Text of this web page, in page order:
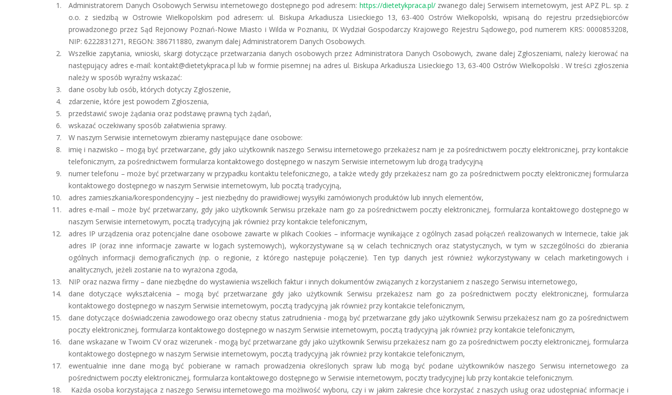
Administratorem Danych Osobowych Serwisu internetowego dostępnego pod adresem: https://dietetykpraca.pl/zwanego dalej Serwisem internetowym, jest APZ PL. sp. z
o.o. z siedzibą w Ostrowie Wielkopolskim pod adresem: ul. Biskupa Arkadiusza Lisieckiego 13, 63-400 Ostrów Wielkopolski, wpisaną do rejestru przedsiębiorców
prowadzonego przez Sąd Rejonowy Poznań-Nowe Miasto i Wilda w Poznaniu, IX Wydział Gospodarczy Krajowego Rejestru Sądowego, pod numerem KRS: 0000853208,
NIP: 6222831271, REGON: 386711880, zwanym dalej Administratorem Danych Osobowych.
Wszelkie zapytania, wnioski, skargi dotyczące przetwarzania danych osobowych przez Administratora Danych Osobowych, zwane dalej Zgłoszeniami, należy kierować na
następujący adres e-mail: kontakt@dietetykpraca.pl lub w formie pisemnej na adres ul. Biskupa Arkadiusza Lisieckiego 13, 63-400 Ostrów Wielkopolski . W treści zgłoszenia
należy w sposób wyraźny wskazać:
dane osoby lub osób, których dotyczy Zgłoszenie,
zdarzenie, które jest powodem Zgłoszenia,
przedstawić swoje żądania oraz podstawę prawną tych żądań,
wskazać oczekiwany sposób załatwienia sprawy.
W naszym Serwisie internetowym zbieramy następujące dane osobowe:
imię i nazwisko – mogą być przetwarzane, gdy jako użytkownik naszego Serwisu internetowego przekażesz nam je za pośrednictwem poczty elektronicznej, przy kontakcie
telefonicznym, za pośrednictwem formularza kontaktowego dostępnego w naszym Serwisie internetowym lub drogą tradycyjną
numer telefonu – może być przetwarzany w przypadku kontaktu telefonicznego, a także wtedy gdy przekażesz nam go za pośrednictwem poczty elektronicznej formularza
kontaktowego dostępnego w naszym Serwisie internetowym, lub pocztą tradycyjną,
adres zamieszkania/korespondencyjny – jest niezbędny do prawidłowej wysyłki zamówionych produktów lub innych elementów,
adres e-mail – może być przetwarzany, gdy jako użytkownik Serwisu przekaże nam go za pośrednictwem poczty elektronicznej, formularza kontaktowego dostępnego w
naszym Serwisie internetowym, pocztą tradycyjną jak również przy kontakcie telefonicznym,
adres IP urządzenia oraz potencjalne dane osobowe zawarte w plikach Cookies – informacje wynikające z ogólnych zasad połączeń realizowanych w Internecie, takie jak
adres IP (oraz inne informacje zawarte w logach systemowych), wykorzystywane są w celach technicznych oraz statystycznych, w tym w szczególności do zbierania
ogólnych informacji demograficznych (np. o regionie, z którego następuje połączenie). Ten typ danych jest również wykorzystywany w celach marketingowych i
analitycznych, jeżeli zostanie na to wyrażona zgoda,
NIP oraz nazwa firmy – dane niezbędne do wystawienia wszelkich faktur i innych dokumentów związanych z korzystaniem z naszego Serwisu internetowego,
dane dotyczące wykształcenia – mogą być przetwarzane gdy jako użytkownik Serwisu przekażesz nam go za pośrednictwem poczty elektronicznej, formularza
kontaktowego dostępnego w naszym Serwisie internetowym, pocztą tradycyjną jak również przy kontakcie telefonicznym,
dane dotyczące doświadczenia zawodowego oraz obecny status zatrudnienia - mogą być przetwarzane gdy jako użytkownik Serwisu przekażesz nam go za pośrednictwem
poczty elektronicznej, formularza kontaktowego dostępnego w naszym Serwisie internetowym, pocztą tradycyjną jak również przy kontakcie telefonicznym,
dane wskazane w Twoim CV oraz wizerunek - mogą być przetwarzane gdy jako użytkownik Serwisu przekażesz nam go za pośrednictwem poczty elektronicznej, formularza
kontaktowego dostępnego w naszym Serwisie internetowym, pocztą tradycyjną jak również przy kontakcie telefonicznym,
ewentualnie inne dane mogą być pobierane w ramach prowadzenia określonych spraw lub mogą być podane użytkowników naszego Serwisu internetowego za
pośrednictwem poczty elektronicznej, formularza kontaktowego dostępnego w Serwisie internetowym, poczty tradycyjnej lub przy kontakcie telefonicznym.
Każda osoba korzystająca z naszego Serwisu internetowego ma możliwość wyboru, czy i w jakim zakresie chce korzystać z naszych usług oraz udostępniać informacje i